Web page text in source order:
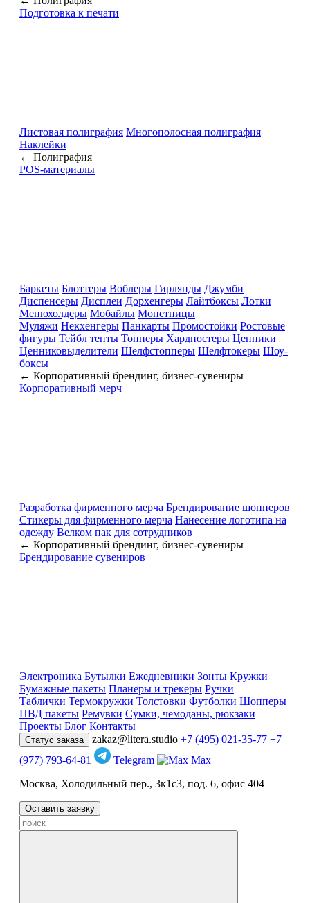
Подготовка к печати
Листовая полиграфия Многополосная полиграфия
Наклейки
← Полиграфия
POS-материалы
Баркеты Блоттеры Воблеры Гирлянды Джумби
Диспенсеры Дисплеи Дорхенгеры Лайтбоксы Лотки
Менюхолдеры Мобайлы Монетницы
Муляжи Некхенгеры Панкарты Промостойки Ростовые
фигуры Тейбл тенты Топперы Хардпостеры Ценники
Ценниковыделители Шелфстопперы Шелфтокеры Шоу-
боксы
← Корпоративный брендинг, бизнес-сувениры
Корпоративный мерч
Разработка фирменного мерча Брендирование шопперов
Стикеры для фирменного мерча Нанесение логотипа на
одежду Велком пак для сотрудников
← Корпоративный брендинг, бизнес-сувениры
Брендирование сувениров
Электроника Бутылки Ежедневники Зонты Кружки
Бумажные пакеты Планеры и трекеры Ручки
Таблички Термокружки Толстовки Футболки Шопперы
ПВД пакеты Ремувки Сумки, чемоданы, рюкзаки
Проекты Блог Контакты
Статус заказа zakaz@litera.studio +7 (495) 021-35-77 +7
(977) 793-64-81
Telegram
Max
Москва, Холодильный пер., 3к1с3, под. 6, офис 404
Оставить заявку